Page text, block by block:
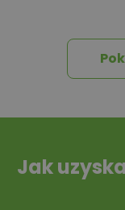
Tablica
Jak